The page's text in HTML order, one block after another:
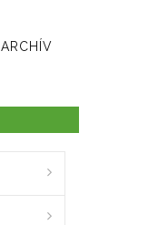
ARCHÍV